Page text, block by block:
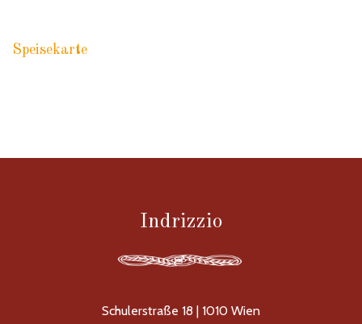
Speisekarte
Indrizzio
Schulerstraße 18 | 1010 Wien